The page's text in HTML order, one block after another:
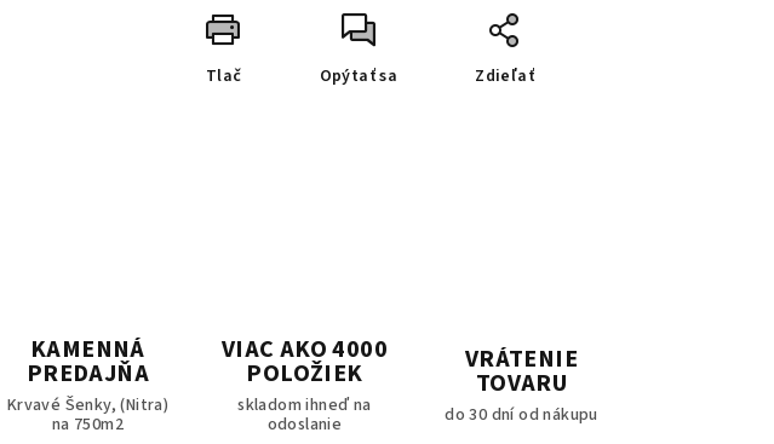
Tlač Opýtať sa Zdieľať
KAMENNÁ
PREDAJŇA
Krvavé Šenky, (Nitra)
na 750m2
VIAC AKO 4000
POLOŽIEK
skladom ihneď na
odoslanie
VRÁTENIE
TOVARU
do 30 dní od nákupu